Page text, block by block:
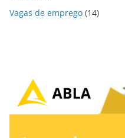
Vagas de emprego (14)